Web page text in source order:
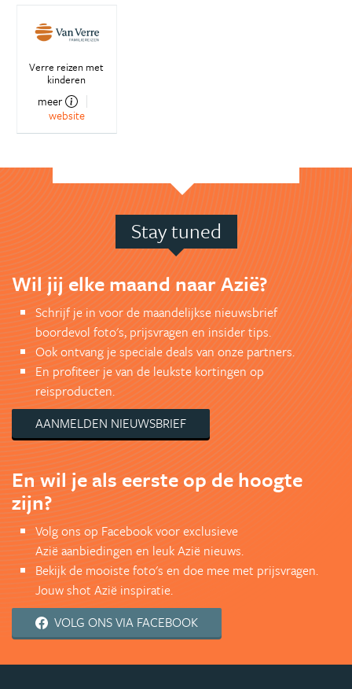
Verre reizen met
kinderen
meer
website
Stay tuned
Wil jij elke maand naar Azië?
Schrijf je in voor de maandelijkse nieuwsbrief
boordevol foto's, prijsvragen en insider tips.
Ook ontvang je speciale deals van onze partners.
En profiteer je van de leukste kortingen op
reisproducten.
AANMELDEN NIEUWSBRIEF
En wil je als eerste op de hoogte
zijn?
Volg ons op Facebook voor exclusieve
Azië aanbiedingen en leuk Azië nieuws.
Bekijk de mooiste foto's en doe mee met prijsvragen.
Jouw shot Azië inspiratie.
VOLG ONS VIA FACEBOOK